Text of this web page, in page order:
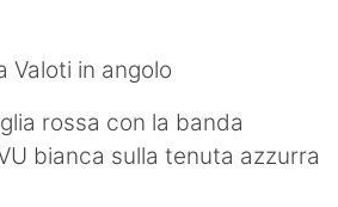
Valoti in angolo
rossa con la banda
bianca sulla tenuta azzurra